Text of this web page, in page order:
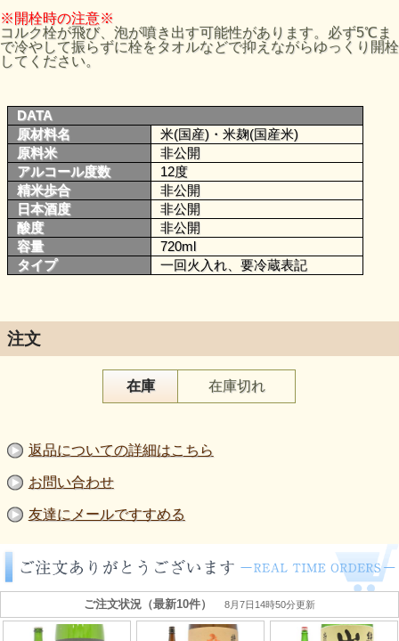
※開栓時の注意※
コルク栓が飛び、泡が噴き出す可能性があります。必ず5℃ま
で冷やして振らずに栓をタオルなどで抑えながらゆっくり開栓
してください。
DATA
原材料名
米(国産)・米麹(国産米)
原料米
非公開
アルコール度数
12度
精米歩合
非公開
日本酒度
非公開
酸度
非公開
容量
720ml
タイプ
一回火入れ、要冷蔵表記
注文
在庫 在庫切れ
返品についての詳細はこちら
お問い合わせ
友達にメールですすめる